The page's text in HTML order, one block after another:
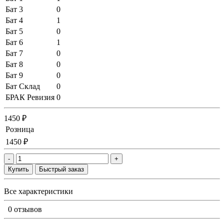
Бат 3
0
Бат 4
1
Бат 5
0
Бат 6
1
Бат 7
0
Бат 8
0
Бат 9
0
Бат Склад
0
БРАК Ревизия 0
1450 ₽
Розница
1450 ₽
-
+
Купить
Быстрый заказ
Все характеристики
0 отзывов